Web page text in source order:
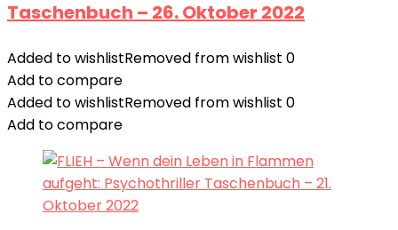
Taschenbuch – 26. Oktober 2022
Added to wishlistRemoved from wishlist 0
Add to compare
Added to wishlistRemoved from wishlist 0
Add to compare